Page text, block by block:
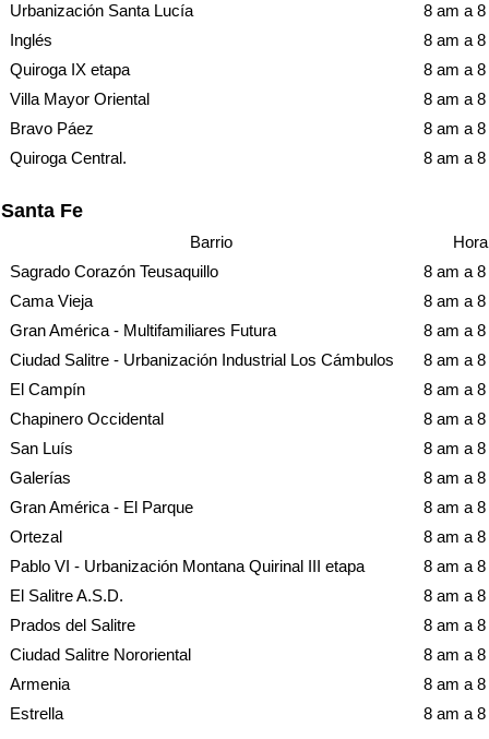
Urbanización Santa Lucía
8 am a
Inglés
8 am a
Quiroga IX etapa
8 am a
Villa Mayor Oriental
8 am a
Bravo Páez
8 am a
Quiroga Central.
8 am a
Santa Fe
Barrio
Hora
Sagrado Corazón Teusaquillo
8 am a
Cama Vieja
8 am a
Gran América - Multifamiliares Futura
8 am a
Ciudad Salitre - Urbanización Industrial Los Cámbulos
8 am a
El Campín
8 am a
Chapinero Occidental
8 am a
San Luís
8 am a
Galerías
8 am a
Gran América - El Parque
8 am a
Ortezal
8 am a
Pablo VI - Urbanización Montana Quirinal III etapa
8 am a
El Salitre A.S.D.
8 am a
Prados del Salitre
8 am a
Ciudad Salitre Nororiental
8 am a
Armenia
8 am a
Estrella
8 am a